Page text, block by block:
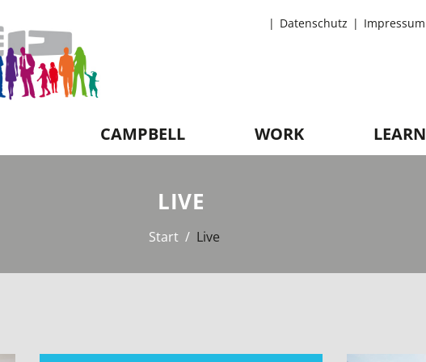
Datenschutz Impressum
CAMPBELL WORK LEARN
LIVE
Start Live